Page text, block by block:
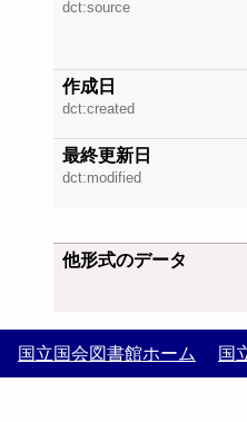
dct:source
作成日
dct:created
最終更新日
dct:modified
他形式のデータ
国立国会図書館ホーム 国